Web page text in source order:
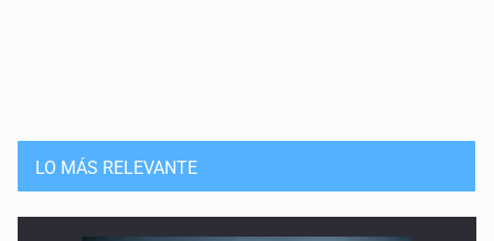
LO MÁS RELEVANTE